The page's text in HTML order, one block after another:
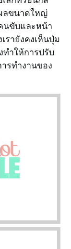
ลขนาดใหญ่
นขับและหน้า
รายังคงเห็นปุ่ม
ทำให้การปรับ
รทำงานของ